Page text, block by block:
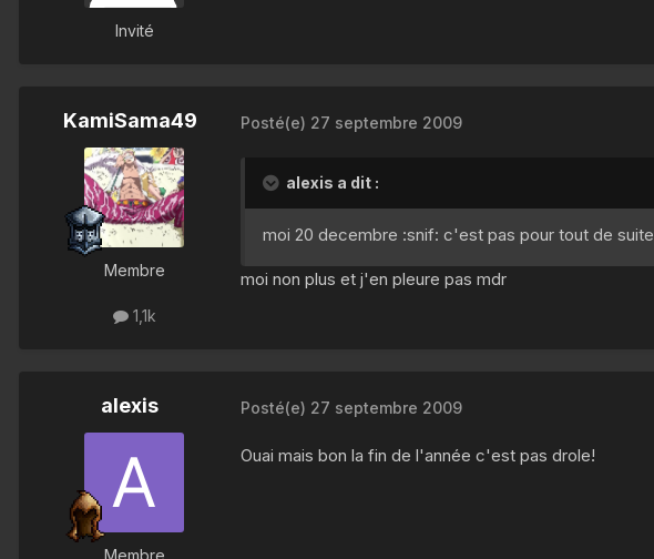
Invité
KamiSama49
Membre
1,1k
Posté(e) 27 septembre 2009
alexis a dit :
moi 20 decembre :snif: c'est pas pour tout de suite
moi non plus et j'en pleure pas mdr
alexis Posté(e) 27 septembre 2009
Ouai mais bon la fin de l'année c'est pas drole!